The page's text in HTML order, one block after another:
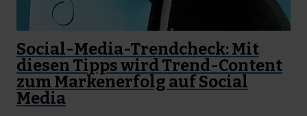
Social-Media-Trendcheck: Mit
diesen Tipps wird Trend-Content
zum Markenerfolg auf Social
Media